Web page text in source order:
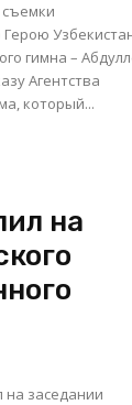
съемки
гимна –
который...
на
на заседании